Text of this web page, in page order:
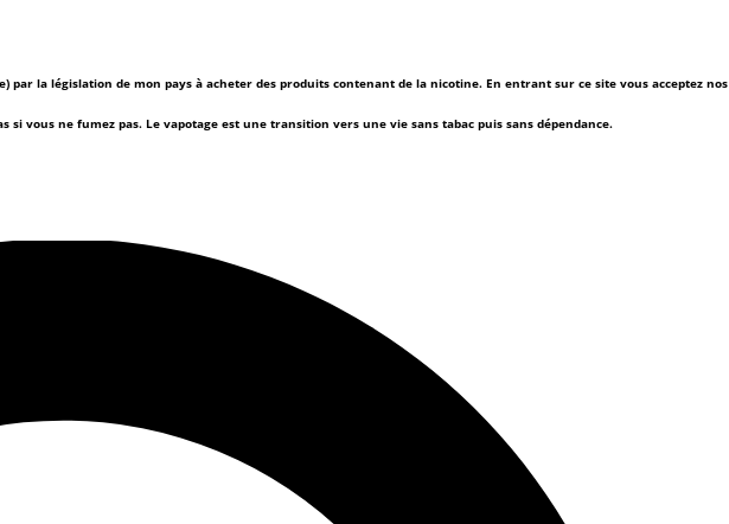
par la législation de mon pays à acheter des produits contenant de la nicotine. En entrant sur ce site vous acceptez nos
si vous ne fumez pas. Le vapotage est une transition vers une vie sans tabac puis sans dépendance.